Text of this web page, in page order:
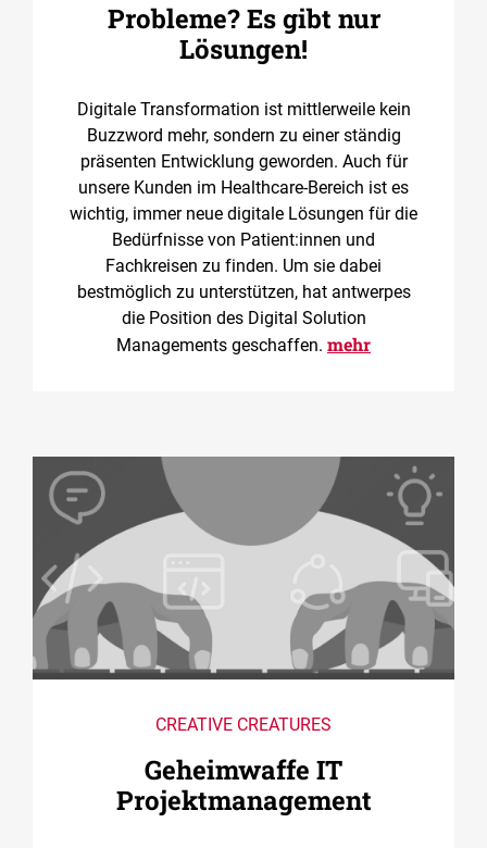
Probleme? Es gibt nur
Lösungen!
Digitale Transformation ist mittlerweile kein
Buzzword mehr, sondern zu einer ständig
präsenten Entwicklung geworden. Auch für
unsere Kunden im Healthcare-Bereich ist es
wichtig, immer neue digitale Lösungen für die
Bedürfnisse von Patient:innen und
Fachkreisen zu finden. Um sie dabei
bestmöglich zu unterstützen, hat antwerpes
die Position des Digital Solution
Managements geschaffen. mehr
CREATIVE CREATURES
Geheimwaffe IT
Projektmanagement